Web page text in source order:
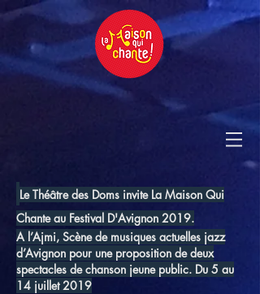
Le Théâtre des Doms invite La Maison Qui
Chante au Festival D'Avignon 2019.
A l’Ajmi, Scène de musiques actuelles jazz
d’Avignon pour une proposition de deux
spectacles de chanson jeune public. Du 5 au
14 juillet 2019